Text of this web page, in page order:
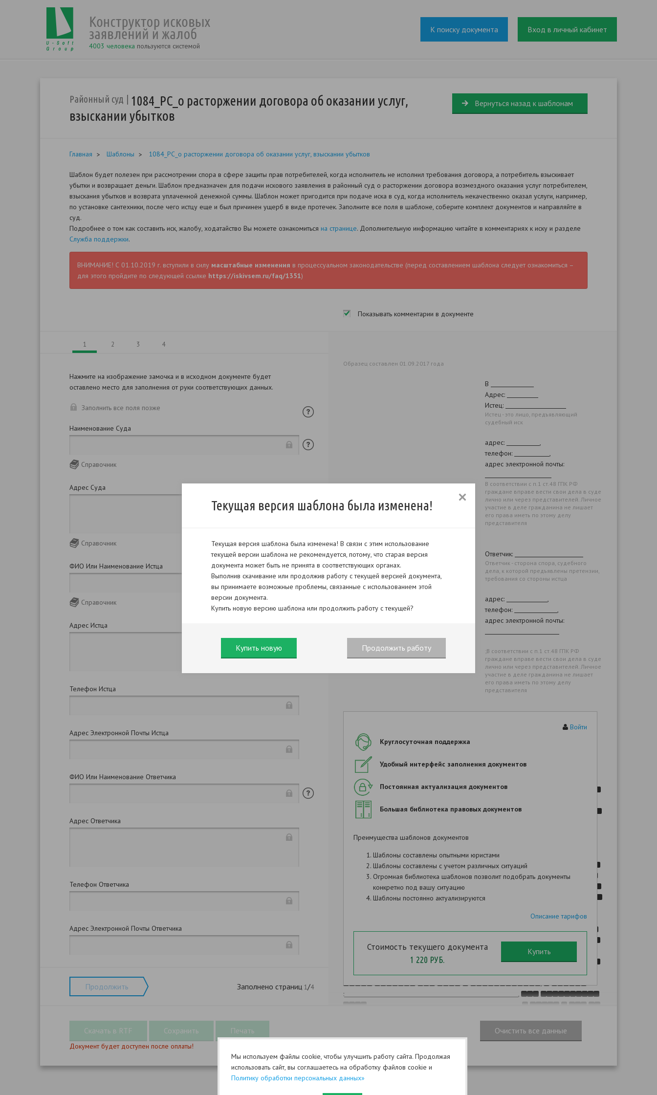
4003 человека пользуются системой
К поиску документа Вход в личный кабинет
Текущая версия шаблона была изменена!
Текущая версия шаблона была изменена! В связи с этим использование
текущей версии шаблона не рекомендуется, потому, что старая версия
документа может быть не принята в соответствующих органах.
Выполнив скачивание или продолжив работу с текущей версией документа,
вы принимаете возможные проблемы, связанные с использованием этой
версии документа.
Купить новую версию шаблона или продолжить работу с текущей?
Продолжить работу
Купить новую
Вернуться назад к шаблонам
Районный суд
1084_РС_о расторжении договора об оказании услуг,
взыскании убытков
Главная Шаблоны 1084_РС_о расторжении договора об оказании услуг, взыскании убытков
Шаблон будет полезен при рассмотрении спора в сфере защиты прав потребителей, когда исполнитель не исполнил требования договора, а потребитель взыскивает
убытки и возвращает деньги. Шаблон предназначен для подачи искового заявления в районный суд о расторжении договора возмездного оказания услуг потребителем,
взыскания убытков и возврата уплаченной денежной суммы. Шаблон может пригодится при подаче иска в суд, когда исполнитель некачественно оказал услуги, например,
по установке сантехники, после чего истцу еще и был причинен ущерб в виде протечек. Заполните все поля в шаблоне, соберите комплект документов и направляйте в
суд.
Подробнее о том как составить иск, жалобу, ходатайство Вы можете ознакомиться на странице. Дополнительную информацию читайте в комментариях к иску и разделе
Служба поддержки.
ВНИМАНИЕ! С 01.10.2019 г. вступили в силу масштабные изменения в процессуальном законодательстве (перед составлением шаблона следует ознакомиться –
для этого пройдите по следующей ссылке https://iskivsem.ru/faq/1351)
Показывать комментарии в документе
1 2 3 4
Нажмите на изображение замочка и в исходном документе будет
оставлено место для заполнения от руки соответствующих данных.
Заполнить все поля позже
Наименование Суда
Справочник
Адрес Суда
Справочник
ФИО Или Наименование Истца
Справочник
Адрес Истца
Телефон Истца
Адрес Электронной Почты Истца
ФИО Или Наименование Ответчика
Адрес Ответчика
Телефон Ответчика
Адрес Электронной Почты Ответчика
Продолжить Заполнено страниц 1/4
Образец составлен 01.09.2017 года
В
Адрес:
Истец:
Истец - это лицо, предъявляющий
судебный иск
адрес:
,
телефон:
,
адрес электронной почты:
В соответствии с п.1 ст.48 ГПК РФ
граждане вправе вести свои дела в суде
лично или через представителей. Личное
участие в деле гражданина не лишает
его права иметь по этому делу
представителя
Ответчик:
Ответчик - сторона спора, судебного
дела, к которой предъявлены претензии,
требования со стороны истца
адрес:
,
телефон:
,
адрес электронной почты:
;В соответствии с п.1 ст.48 ГПК РФ
граждане вправе вести свои дела в суде
лично или через представителей. Личное
участие в деле гражданина не лишает
его права иметь по этому делу
представителя
Продолжить заполнение шаблона Вы сможете после оплаты!
,
:
-
,
.
.
,
,
:
,
Войти
Круглосуточная поддержка
Удобный интерфейс заполнения документов
Постоянная актуализация документов
Большая библиотека правовых документов
Преимущества шаблонов документов
Шаблоны составлены опытными юристами
Шаблоны составлены с учетом различных ситуаций
Огромная библиотека шаблонов позволит подобрать документы
конкретно под вашу ситуацию
Шаблоны постоянно актуализируются
Описание тарифов
Стоимость текущего документа
1 220 РУБ.
Документ будет доступен после оплаты!
Мы используем файлы cookie, чтобы улучшить работу сайта. Продолжая
использовать сайт, вы соглашаетесь на обработку файлов cookie и
Политику обработки персональных данных»